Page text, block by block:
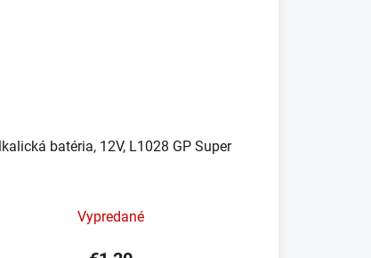
batéria, 12V, L1028 GP Super
Vypredané